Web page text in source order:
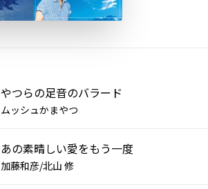
やつらの足音のバラード
ムッシュかまやつ
あの素晴しい愛をもう一度
加藤和彦/北山 修